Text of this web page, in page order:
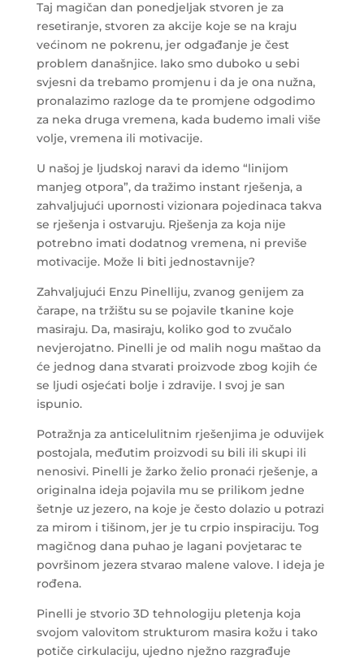
Taj magičan dan ponedjeljak stvoren je za
resetiranje, stvoren za akcije koje se na kraju
većinom ne pokrenu, jer odgađanje je čest
problem današnjice. Iako smo duboko u sebi
svjesni da trebamo promjenu i da je ona nužna,
pronalazimo razloge da te promjene odgodimo
za neka druga vremena, kada budemo imali više
volje, vremena ili motivacije.
U našoj je ljudskoj naravi da idemo “linijom
manjeg otpora”, da tražimo instant rješenja, a
zahvaljujući upornosti vizionara pojedinaca takva
se rješenja i ostvaruju. Rješenja za koja nije
potrebno imati dodatnog vremena, ni previše
motivacije. Može li biti jednostavnije?
Zahvaljujući Enzu Pinelliju, zvanog genijem za
čarape, na tržištu su se pojavile tkanine koje
masiraju. Da, masiraju, koliko god to zvučalo
nevjerojatno. Pinelli je od malih nogu maštao da
će jednog dana stvarati proizvode zbog kojih će
se ljudi osjećati bolje i zdravije. I svoj je san
ispunio.
Potražnja za anticelulitnim rješenjima je oduvijek
postojala, međutim proizvodi su bili ili skupi ili
nenosivi. Pinelli je žarko želio pronaći rješenje, a
originalna ideja pojavila mu se prilikom jedne
šetnje uz jezero, na koje je često dolazio u potrazi
za mirom i tišinom, jer je tu crpio inspiraciju. Tog
magičnog dana puhao je lagani povjetarac te
površinom jezera stvarao malene valove. I ideja je
rođena.
Pinelli je stvorio 3D tehnologiju pletenja koja
svojom valovitom strukturom masira kožu i tako
potiče cirkulaciju, ujedno nježno razgrađuje